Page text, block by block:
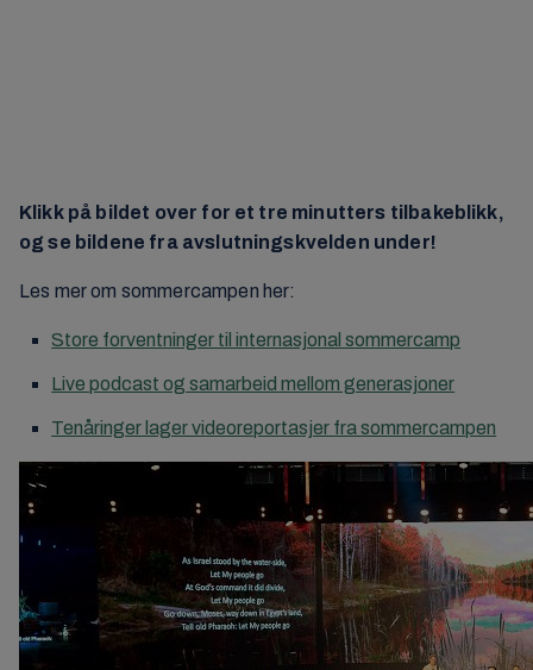
Klikk på bildet over for et tre minutters tilbakeblikk,
og se bildene fra avslutningskvelden under!
Les mer om sommercampen her:
Store forventninger til internasjonal sommercamp
Live podcast og samarbeid mellom generasjoner
Tenåringer lager videoreportasjer fra sommercampen